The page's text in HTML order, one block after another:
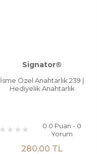
Signator®
İsme Özel Anahtarlık 239 |
Hediyelik Anahtarlık
0.0 Puan - 0
Yorum
280,00 TL